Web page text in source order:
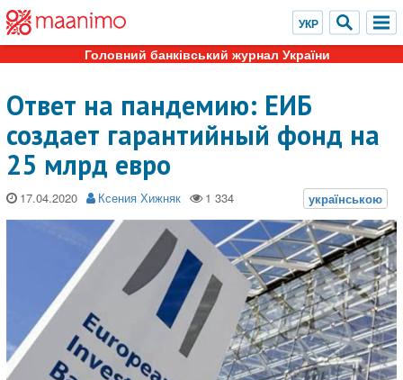
Головний банківський журнал України
Ответ на пандемию: ЕИБ
создает гарантийный фонд на
25 млрд евро
17.04.2020 Ксения Хижняк